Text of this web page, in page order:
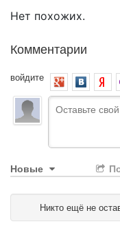
Нет похожих.
Комментарии
войдите
Новые
Никто ещё не